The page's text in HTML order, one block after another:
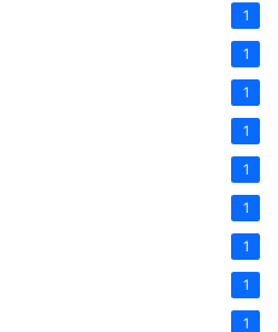
1
1
1
1
1
1
1
1
1